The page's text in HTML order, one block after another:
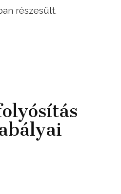
részesült.